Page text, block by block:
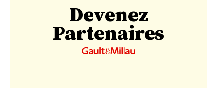
Devenez
Partenaires